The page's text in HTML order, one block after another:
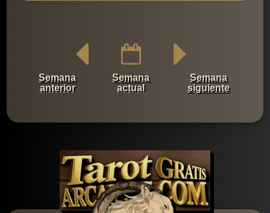
Semana
anterior
Semana
actual
Semana
siguiente